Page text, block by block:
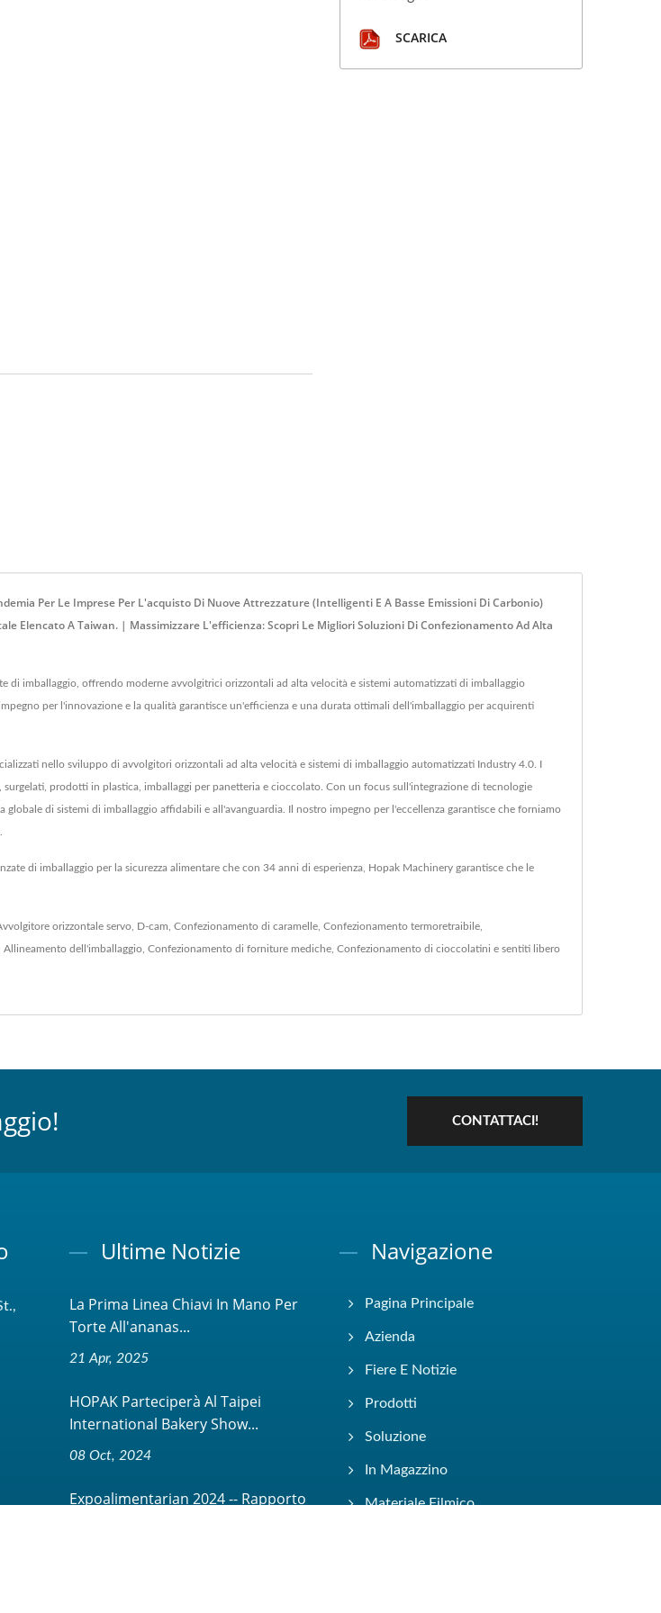
SCARICA
Per Le Imprese Per L'acquisto Di Nuove Attrezzature (intelligenti E A Basse Emissioni Di Carbonio)
Elencato A Taiwan. | Massimizzare L'efficienza: Scopri Le Migliori Soluzioni Di Confezionamento Ad Alta
di imballaggio, offrendo moderne avvolgitrici orizzontali ad alta velocità e sistemi automatizzati di imballaggio
per l'innovazione e la qualità garantisce un'efficienza e una durata ottimali dell'imballaggio per acquirenti
nello sviluppo di avvolgitori orizzontali ad alta velocità e sistemi di imballaggio automatizzati Industry 4.0. I
prodotti in plastica, imballaggi per panetteria e cioccolato. Con un focus sull'integrazione di tecnologie
di sistemi di imballaggio affidabili e all'avanguardia. Il nostro impegno per l'eccellenza garantisce che forniamo
di imballaggio per la sicurezza alimentare che con 34 anni di esperienza, Hopak Machinery garantisce che le
orizzontale servo D-cam Confezionamento di caramelle Confezionamento termoretraibile
Allineamento dell'imballaggio Confezionamento di forniture mediche Confezionamento di cioccolatini e sentiti libero
CONTATTACI!
Ultime Notizie
La Prima Linea Chiavi In Mano Per
Torte All'ananas...
21 Apr, 2025
HOPAK Parteciperà Al Taipei
International Bakery Show...
08 Oct, 2024
Expoalimentarian 2024 -- Rapporto
Navigazione
Pagina Principale
Azienda
Fiere E Notizie
Prodotti
Soluzione
In Magazzino
Materiale Filmico